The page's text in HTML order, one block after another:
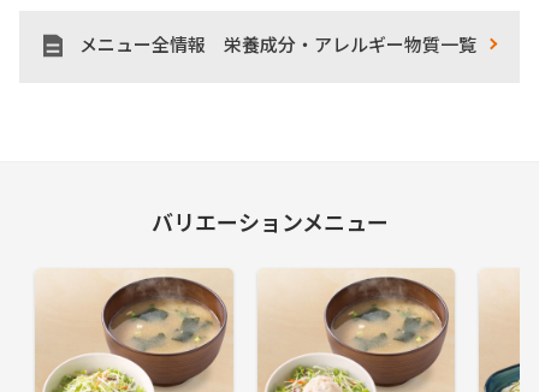
メニュー全情報 栄養成分・アレルギー物質一覧
バリエーションメニュー